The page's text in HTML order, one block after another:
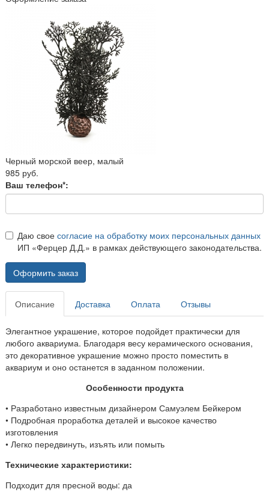
Черный морской веер, малый
985 руб.
Ваш телефон*:
Даю свое согласие на обработку моих персональных данных
ИП «Ферцер Д.Д.» в рамках действующего законодательства.
Оформить заказ
Описание Доставка Оплата Отзывы
Элегантное украшение, которое подойдет практически для
любого аквариума. Благодаря весу керамического основания,
это декоративное украшение можно просто поместить в
аквариум и оно останется в заданном положении.
Особенности продукта
• Разработано известным дизайнером Самуэлем Бейкером
• Подробная проработка деталей и высокое качество
изготовления
• Легко передвинуть, изъять или помыть
Технические характеристики:
Подходит для пресной воды: да